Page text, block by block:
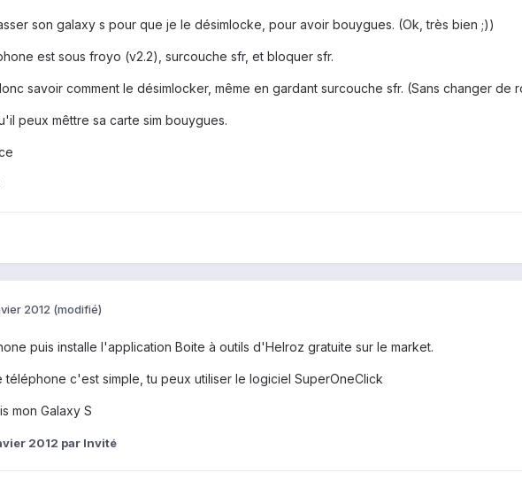
son galaxy s pour que je le désimlocke, pour avoir bouygues. (Ok, très bien ;))
est sous froyo (v2.2), surcouche sfr, et bloquer sfr.
savoir comment le désimlocker, même en gardant surcouche sfr. (Sans changer de
peux mêttre sa carte sim bouygues.
2012 (modifié)
puis installe l'application Boite à outils d'Helroz gratuite sur le market.
téléphone c'est simple, tu peux utiliser le logiciel SuperOneClick
mon Galaxy S
2012 par Invité